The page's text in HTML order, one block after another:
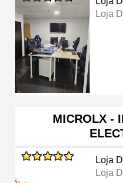
Loja
MICROLX -
Loja
Loja